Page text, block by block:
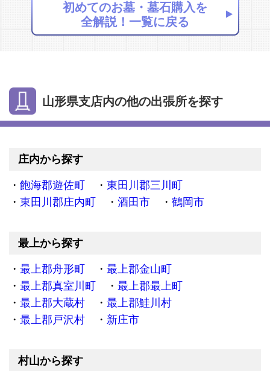
初めてのお墓・墓石購入を
全解説！一覧に戻る
山形県支店内の他の出張所を探す
庄内から探す
飽海郡遊佐町
東田川郡三川町
東田川郡庄内町
酒田市 鶴岡市
最上から探す
最上郡舟形町
最上郡金山町
最上郡真室川町
最上郡最上町
最上郡大蔵村
最上郡鮭川村
最上郡戸沢村
新庄市
村山から探す